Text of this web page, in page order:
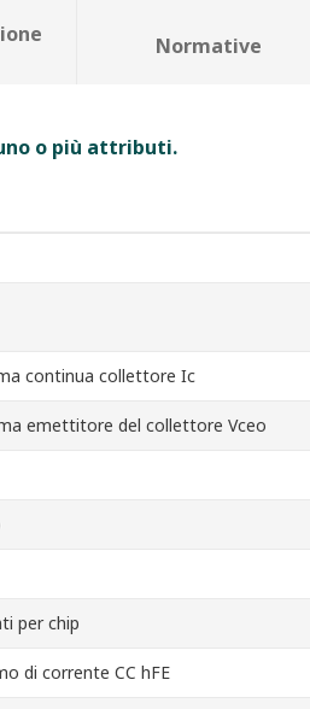
Normative
o più attributi.
continua collettore Ic
emettitore del collettore Vceo
per chip
di corrente CC hFE